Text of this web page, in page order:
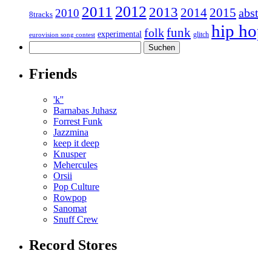
8tracks 2010 2011 2012 2013 2014 2015
eurovision song contest experimental folkfunk glitch hip
nach:
Friends
'k''
Barnabas Juhasz
Forrest Funk
Jazzmina
keep it deep
Knusper
Mehercules
Orsii
Pop Culture
Rowpop
Sanomat
Snuff Crew
Record Stores